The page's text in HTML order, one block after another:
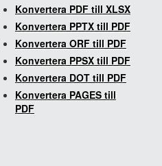
Konvertera PDF till XLSX
Konvertera PPTX till PDF
Konvertera ORF till PDF
Konvertera PPSX till PDF
Konvertera DOT till PDF
Konvertera PAGES till
PDF